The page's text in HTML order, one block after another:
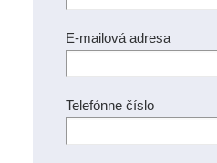
E-mailová adresa
Telefónne číslo